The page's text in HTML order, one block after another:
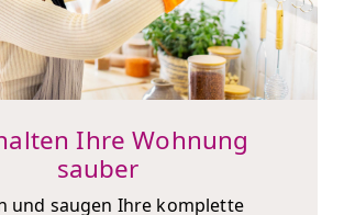
Ihre Wohnung
sauber
und saugen Ihre komplette